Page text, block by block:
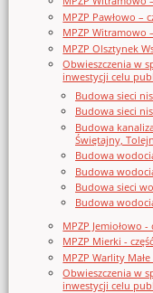
MPZP Pawłowo –
MPZP Witramowo
MPZP Olsztynek
Obwieszczenia w
inwestycji celu
Budowa sieci
Budowa sieci
Budowa
Świętajny,
Budowa
Budowa
Budowa sieci
Budowa
MPZP Jemiołowo -
MPZP Mierki -
MPZP Warlity Małe
Obwieszczenia w
inwestycji celu